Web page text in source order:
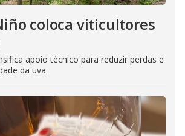
coloca viticultores
apoio técnico para reduzir perdas e
da uva